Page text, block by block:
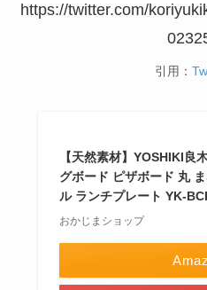
https://twitter.com/
引用：
【天然素材】YOSHIKI良
グボード ピザボード 丸
ル ランチプレート YK-
おかじまショップ